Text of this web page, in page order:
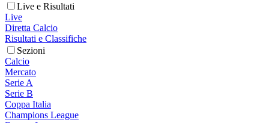
Live e Risultati
Live
Diretta Calcio
Risultati e Classifiche
Sezioni
Calcio
Mercato
Serie A
Serie B
Coppa Italia
Champions League